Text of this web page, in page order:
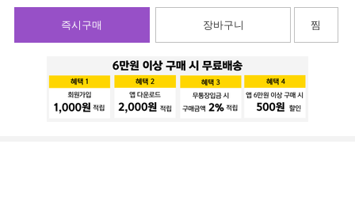
즉시구매 장바구니 찜